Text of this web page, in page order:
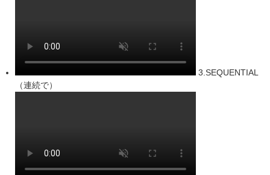
3.SEQUENTIAL
（連続で）